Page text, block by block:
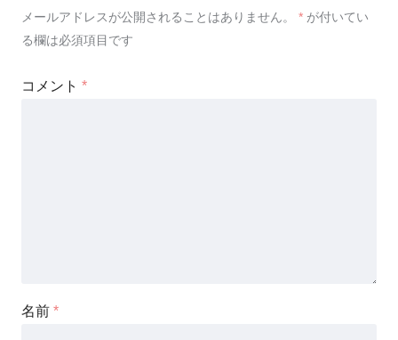
メールアドレスが公開されることはありません。 * が付いてい
る欄は必須項目です
コメント *
名前 *